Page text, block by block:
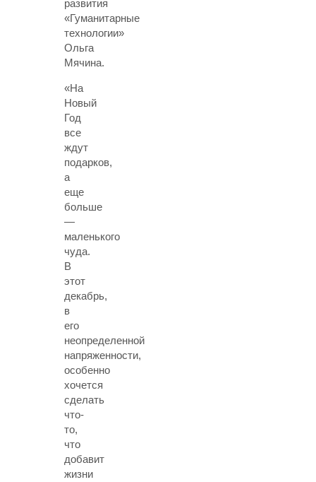
развития
«Гуманитарные
технологии»
Ольга
Мячина.
«На
Новый
Год
все
ждут
подарков,
а
еще
больше
—
маленького
чуда.
В
этот
декабрь,
в
его
неопределенной
напряженности,
особенно
хочется
сделать
что-
то,
что
добавит
жизни